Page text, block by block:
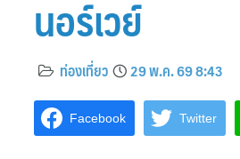
นอร์เวย์
ท่องเที่ยว 29 พ.ค. 69 8:43
Facebook Twitter